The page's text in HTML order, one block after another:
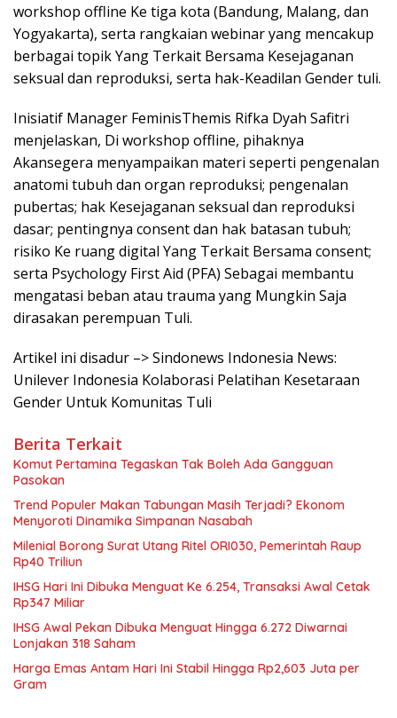
workshop offline Ke tiga kota (Bandung, Malang, dan
Yogyakarta), serta rangkaian webinar yang mencakup
berbagai topik Yang Terkait Bersama Kesejaganan
seksual dan reproduksi, serta hak-Keadilan Gender tuli.
Inisiatif Manager FeminisThemis Rifka Dyah Safitri
menjelaskan, Di workshop offline, pihaknya
Akansegera menyampaikan materi seperti pengenalan
anatomi tubuh dan organ reproduksi; pengenalan
pubertas; hak Kesejaganan seksual dan reproduksi
dasar; pentingnya consent dan hak batasan tubuh;
risiko Ke ruang digital Yang Terkait Bersama consent;
serta Psychology First Aid (PFA) Sebagai membantu
mengatasi beban atau trauma yang Mungkin Saja
dirasakan perempuan Tuli.
Artikel ini disadur –> Sindonews Indonesia News:
Unilever Indonesia Kolaborasi Pelatihan Kesetaraan
Gender Untuk Komunitas Tuli
Berita Terkait
Komut Pertamina Tegaskan Tak Boleh Ada Gangguan
Pasokan
Trend Populer Makan Tabungan Masih Terjadi? Ekonom
Menyoroti Dinamika Simpanan Nasabah
Milenial Borong Surat Utang Ritel ORI030, Pemerintah Raup
Rp40 Triliun
IHSG Hari Ini Dibuka Menguat Ke 6.254, Transaksi Awal Cetak
Rp347 Miliar
IHSG Awal Pekan Dibuka Menguat Hingga 6.272 Diwarnai
Lonjakan 318 Saham
Harga Emas Antam Hari Ini Stabil Hingga Rp2,603 Juta per
Gram